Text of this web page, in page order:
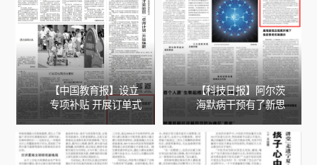
【中国教育报】设立
专项补贴 开展订单式
培养南昌大学打造紧
缺医学人才“强磁场”
【科技日报】阿尔茨
海默病干预有了新思
路